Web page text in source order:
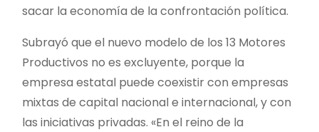
sacar la economía de la confrontación política.
Subrayó que el nuevo modelo de los 13 Motores
Productivos no es excluyente, porque la
empresa estatal puede coexistir con empresas
mixtas de capital nacional e internacional, y con
las iniciativas privadas. «En el reino de la